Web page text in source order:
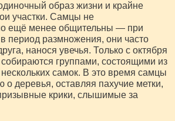
образ жизни и крайне
участки. Самцы не
ещё менее общительны — при
период размножения, они часто
нанося увечья. Только с октября
группами, состоящими из
самок. В это время самцы
о деревья, оставляя пахучие метки,
крики, слышимые за